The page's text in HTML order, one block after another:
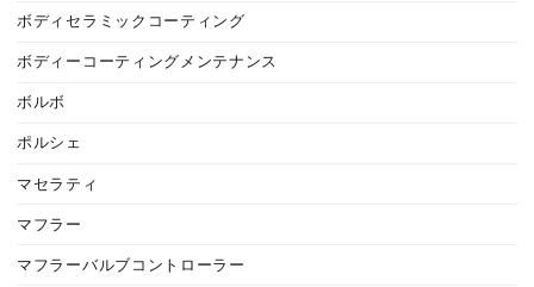
ボディセラミックコーティング
ボディーコーティングメンテナンス
ボルボ
ポルシェ
マセラティ
マフラー
マフラーバルブコントローラー